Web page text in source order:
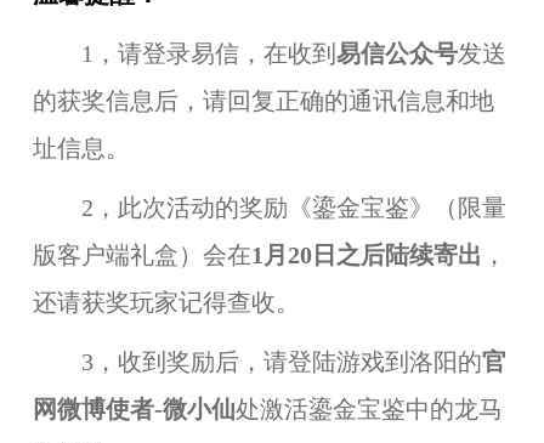
1，请登录易信，在收到 易信公众号发送
的获奖信息后，请回复正确的通讯信息和地
址信息。
2，此次活动的奖励《鎏金宝鉴》（限量
版客户端礼盒）会在1月 20日之后陆续寄出 ，
还请获奖玩家记得查收。
3，收到奖励后，请登陆游戏到洛阳的官
网微博使者-微小仙处激活鎏金宝鉴中的龙马